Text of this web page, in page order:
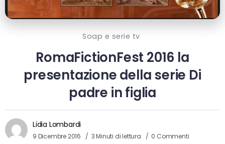
Soap e serie tv
RomaFictionFest 2016 la
presentazione della serie Di
padre in figlia
Lidia Lombardi
9 Dicembre 2016 3 Minuti di lettura 0 Commenti